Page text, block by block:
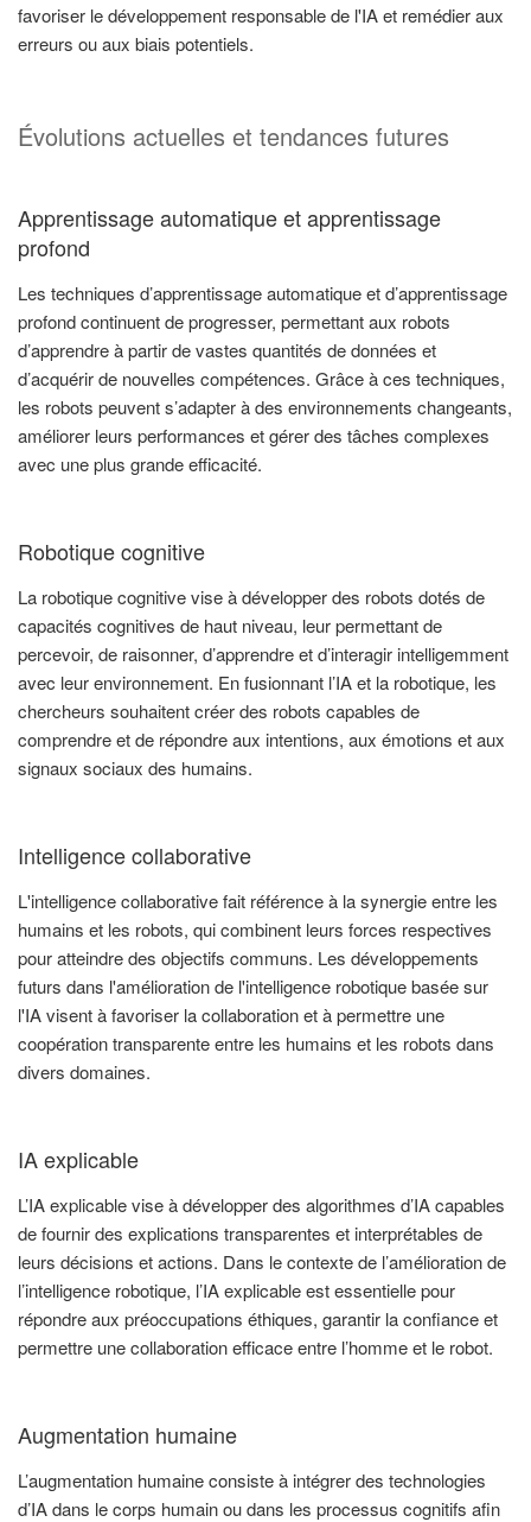
favoriser le développement responsable de l'IA et remédier aux
erreurs ou aux biais potentiels.
Évolutions actuelles et tendances futures
Apprentissage automatique et apprentissage
profond
Les techniques d’apprentissage automatique et d’apprentissage
profond continuent de progresser, permettant aux robots
d’apprendre à partir de vastes quantités de données et
d’acquérir de nouvelles compétences. Grâce à ces techniques,
les robots peuvent s’adapter à des environnements changeants,
améliorer leurs performances et gérer des tâches complexes
avec une plus grande efficacité.
Robotique cognitive
La robotique cognitive vise à développer des robots dotés de
capacités cognitives de haut niveau, leur permettant de
percevoir, de raisonner, d’apprendre et d’interagir intelligemment
avec leur environnement. En fusionnant l’IA et la robotique, les
chercheurs souhaitent créer des robots capables de
comprendre et de répondre aux intentions, aux émotions et aux
signaux sociaux des humains.
Intelligence collaborative
L'intelligence collaborative fait référence à la synergie entre les
humains et les robots, qui combinent leurs forces respectives
pour atteindre des objectifs communs. Les développements
futurs dans l'amélioration de l'intelligence robotique basée sur
l'IA visent à favoriser la collaboration et à permettre une
coopération transparente entre les humains et les robots dans
divers domaines.
IA explicable
L’IA explicable vise à développer des algorithmes d’IA capables
de fournir des explications transparentes et interprétables de
leurs décisions et actions. Dans le contexte de l’amélioration de
l’intelligence robotique, l’IA explicable est essentielle pour
répondre aux préoccupations éthiques, garantir la confiance et
permettre une collaboration efficace entre l’homme et le robot.
Augmentation humaine
L’augmentation humaine consiste à intégrer des technologies
d’IA dans le corps humain ou dans les processus cognitifs afin